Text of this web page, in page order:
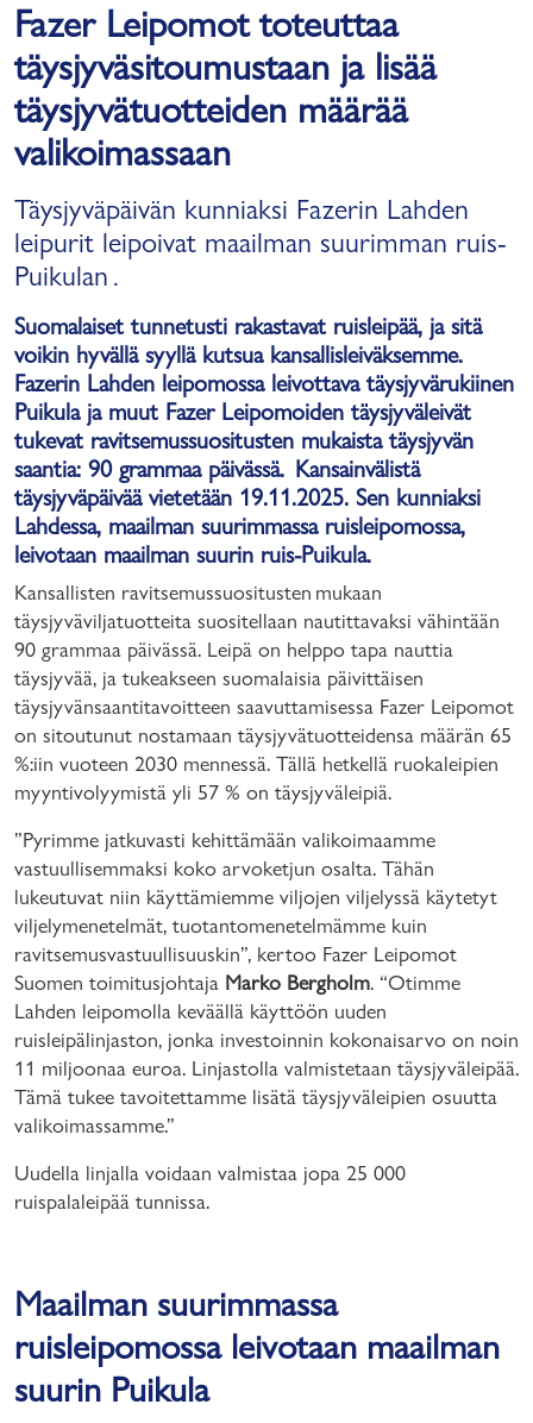
Fazer Leipomot toteuttaa
täysjyväsitoumustaan ja lisää
täysjyvätuotteiden määrää
valikoimassaan
Täysjyväpäivän kunniaksi Fazerin Lahden
leipurit leipoivat maailman suurimman ruis-
Puikulan .
Suomalaiset tunnetusti rakastavat ruisleipää, ja sitä
voikin hyvällä syyllä kutsua kansallisleiväksemme.
Fazerin Lahden leipomossa leivottava täysjyvärukiinen
Puikula ja muut Fazer Leipomoiden täysjyväleivät
tukevat ravitsemussuositusten mukaista täysjyvän
saantia: 90 grammaa päivässä. Kansainvälistä
täysjyväpäivää vietetään 19.11.2025. Sen kunniaksi
Lahdessa, maailman suurimmassa ruisleipomossa,
leivotaan maailman suurin ruis-Puikula.
Kansallisten ravitsemussuositusten mukaan
täysjyväviljatuotteita suositellaan nautittavaksi vähintään
90 grammaa päivässä. Leipä on helppo tapa nauttia
täysjyvää, ja tukeakseen suomalaisia päivittäisen
täysjyvänsaantitavoitteen saavuttamisessa Fazer Leipomot
on sitoutunut nostamaan täysjyvätuotteidensa määrän 65
%:iin vuoteen 2030 mennessä. Tällä hetkellä ruokaleipien
myyntivolyymistä yli 57 % on täysjyväleipiä.
”Pyrimme jatkuvasti kehittämään valikoimaamme
vastuullisemmaksi koko arvoketjun osalta. Tähän
lukeutuvat niin käyttämiemme viljojen viljelyssä käytetyt
viljelymenetelmät, tuotantomenetelmämme kuin
ravitsemusvastuullisuuskin”, kertoo Fazer Leipomot
Suomen toimitusjohtaja Marko Bergholm. “Otimme
Lahden leipomolla keväällä käyttöön uuden
ruisleipälinjaston, jonka investoinnin kokonaisarvo on noin
11 miljoonaa euroa. Linjastolla valmistetaan täysjyväleipää.
Tämä tukee tavoitettamme lisätä täysjyväleipien osuutta
valikoimassamme.”
Uudella linjalla voidaan valmistaa jopa 25 000
ruispalaleipää tunnissa.
Maailman suurimmassa
ruisleipomossa leivotaan maailman
suurin Puikula